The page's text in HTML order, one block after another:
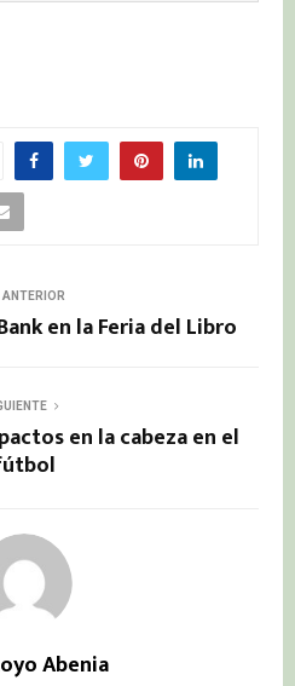
ANTERIOR
en la Feria del Libro
en la cabeza en el
Abenia